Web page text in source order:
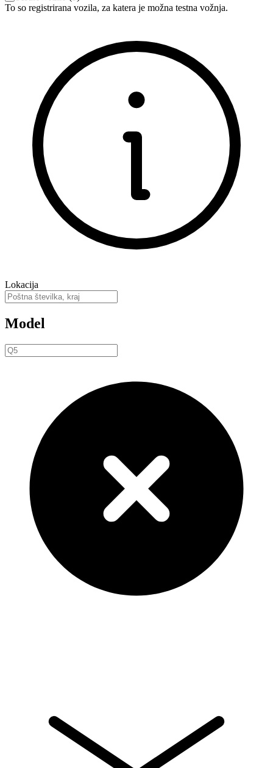
To so registrirana vozila, za katera je možna testna vožnja.
Lokacija
Model